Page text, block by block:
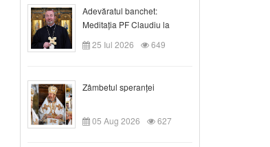
Adevăratul banchet:
Meditația PF Claudiu la
Duminica a VIII-a după
Rusalii
25 Iul 2026 649
Zâmbetul speranței
05 Aug 2026 627